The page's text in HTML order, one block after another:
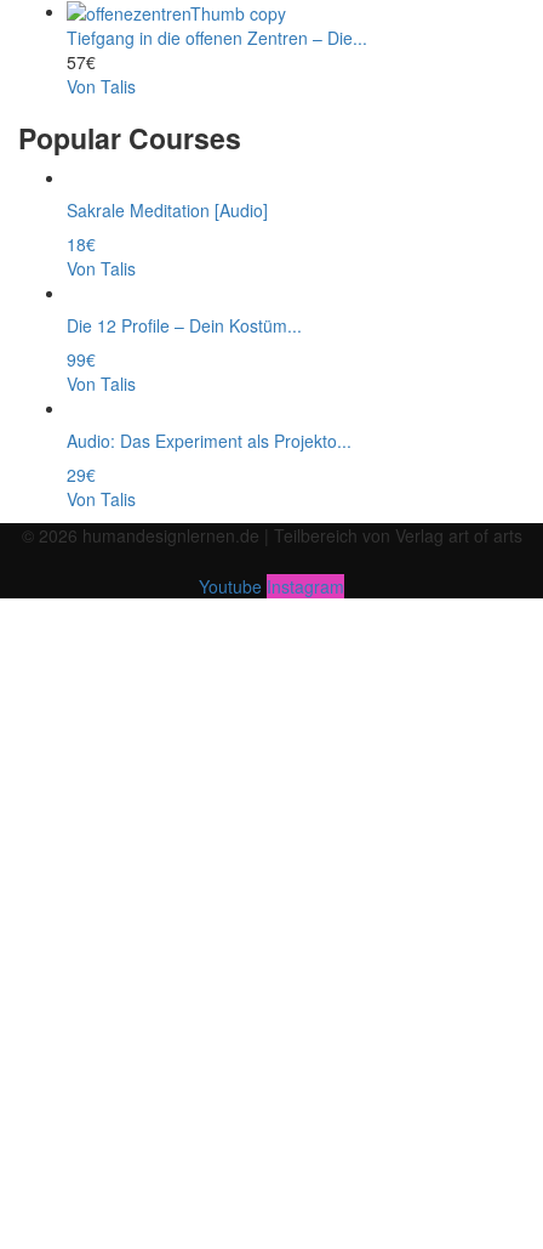
Tiefgang in die offenen Zentren – Die...
57€
Von Talis
Popular Courses
Sakrale Meditation [Audio]
18€
Von Talis
Die 12 Profile – Dein Kostüm...
99€
Von Talis
Audio: Das Experiment als Projekto...
29€
Von Talis
© 2026 humandesignlernen.de | Teilbereich von Verlag art of arts
Youtube Instagram